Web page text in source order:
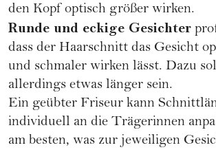
den Kopf optisch größer wirken.
Runde und eckige Gesichter
dass der Haarschnitt das Gesicht
und schmaler wirken lässt. Dazu
allerdings etwas länger sein.
Ein geübter Friseur kann
individuell an die Trägerinnen
am besten, was zur jeweiligen